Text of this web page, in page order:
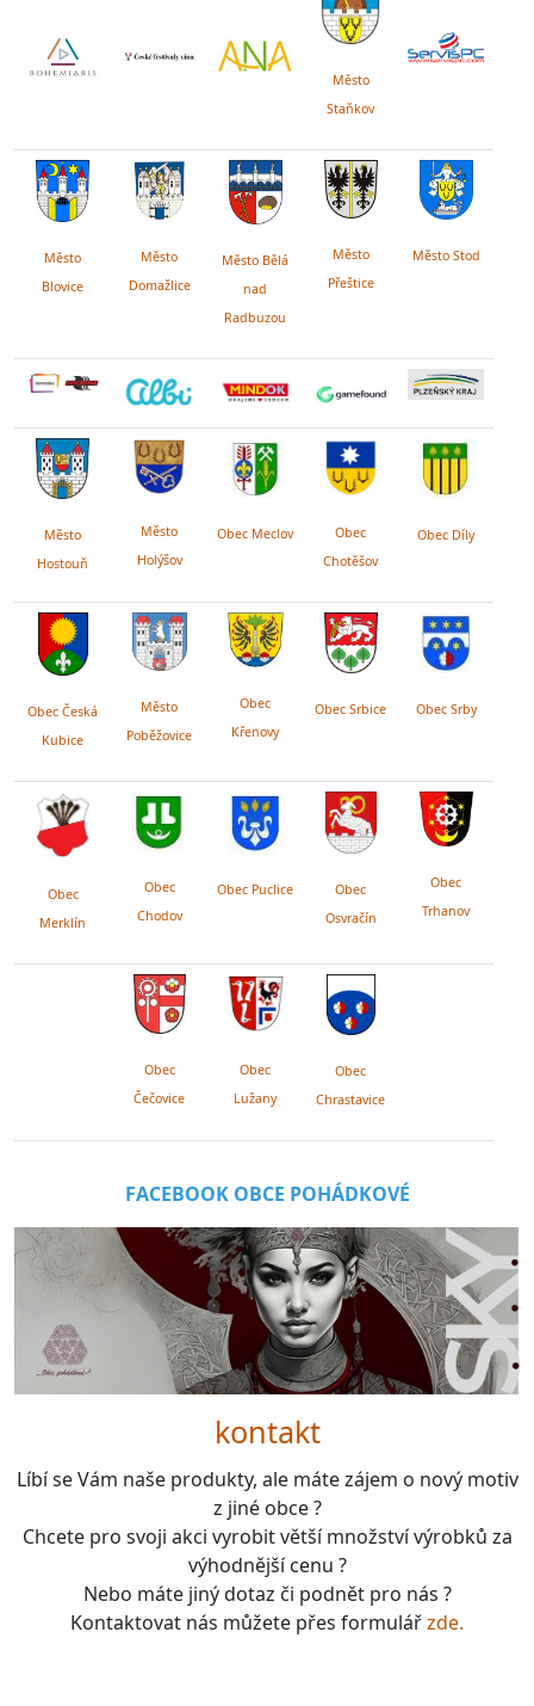
Město
Staňkov
Město
Blovice
Město
Domažlice
Město Bělá
nad
Radbuzou
Město
Přeštice
Město Stod
Město
Hostouň
Město
Holýšov
Obec Meclov
Obec
Chotěšov
Obec Díly
Obec Česká
Kubice
Město
Poběžovice
Obec
Křenovy
Obec Srbice Obec Srby
Obec
Merklín
Obec
Chodov
Obec Puclice
Obec
Osvračín
Obec
Trhanov
Obec
Čečovice
Obec
Lužany
Obec
Chrastavice
FACEBOOK OBCE POHÁDKOVÉ
kontakt
Líbí se Vám naše produkty, ale máte zájem o nový motiv
z jiné obce ?
Chcete pro svoji akci vyrobit větší množství výrobků za
výhodnější cenu ?
Nebo máte jiný dotaz či podnět pro nás ?
Kontaktovat nás můžete přes formulářzde.